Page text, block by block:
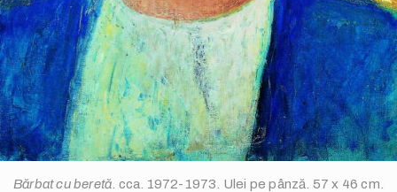
info@valentinarusuciobanu.com
Bărbat cu beretă . cca. 1972-1973. Ulei pe pânză. 57 x 46 cm.